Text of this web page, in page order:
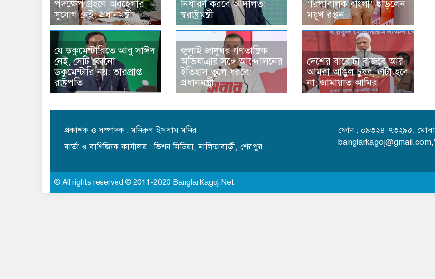
পদক্ষেপ গ্রহণে অবহেলার
সুযোগ নেই: প্রধানমন্ত্রী
নির্ধারণ করবে আদালত:
স্বরাষ্ট্রমন্ত্রী
‘রিপাবলিক বাংলা’ ছাড়লেন
ময়ূখ রঞ্জন
যে ডকুমেন্টারিতে আবু সাঈদ
নেই, সেটি কোনো
ডকুমেন্টারি নয়: ভারপ্রাপ্ত
রাষ্ট্রপতি
জুলাই জাদুঘর গণতান্ত্রিক
অভিযাত্রার সঙ্গে আন্দোলনের
ইতিহাস তুলে ধরবে:
প্রধানমন্ত্রী
দেশের বারোটা বাজবে আর
আমরা আঙুল চুষব, এটা হবে
না: জামায়াত আমির
প্রকাশক ও সম্পাদক : মনিরুল ইসলাম মনির
বার্তা ও বাণিজ্যিক কার্যালয় : ভিশন মিডিয়া, নালিতাবাড়ী, শেরপুর।
ফোন : ০৯৩২৪-৭৩২৯৫,
banglarkagoj@gmail.com
© All rights reserved © 2011-2020 BanglarKagoj.Net